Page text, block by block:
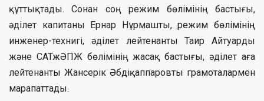
құттықтады. Сонан соң режим бөлімінің бастығы,
әділет капитаны Ернар Нұрмашты, режим бөлімінің
инженер-технигі, әділет лейтенанты Таир Айтуарды
және САТжӘПЖ бөлімінің жасақ бастығы, әділет аға
лейтенанты Жансерік Әбдіқаппаровты грамоталармен
марапаттады.